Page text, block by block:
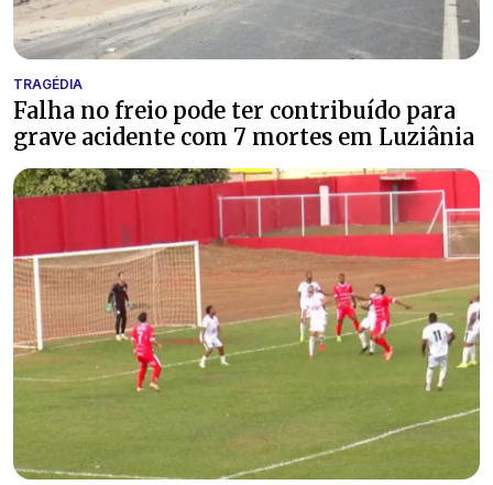
TRAGÉDIA
Falha no freio pode ter contribuído para
grave acidente com 7 mortes em Luziânia